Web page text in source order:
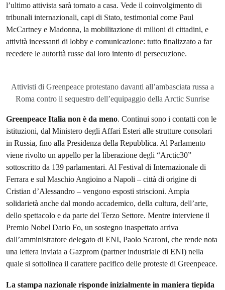
l’ultimo attivista sarà tornato a casa. Vede il coinvolgimento di
tribunali internazionali, capi di Stato, testimonial come Paul
McCartney e Madonna, la mobilitazione di milioni di cittadini, e
attività incessanti di lobby e comunicazione: tutto finalizzato a far
recedere le autorità russe dal loro intento di persecuzione.
Attivisti di Greenpeace protestano davanti all’ambasciata russa a
Roma contro il sequestro dell’equipaggio della Arctic Sunrise
Greenpeace Italia non è da meno. Continui sono i contatti con le
istituzioni, dal Ministero degli Affari Esteri alle strutture consolari
in Russia, fino alla Presidenza della Repubblica. Al Parlamento
viene rivolto un appello per la liberazione degli “Arctic30”
sottoscritto da 139 parlamentari. Al Festival di Internazionale di
Ferrara e sul Maschio Angioino a Napoli – città di origine di
Cristian d’Alessandro – vengono esposti striscioni. Ampia
solidarietà anche dal mondo accademico, della cultura, dell’arte,
dello spettacolo e da parte del Terzo Settore. Mentre interviene il
Premio Nobel Dario Fo, un sostegno inaspettato arriva
dall’amministratore delegato di ENI, Paolo Scaroni, che rende nota
una lettera inviata a Gazprom (partner industriale di ENI) nella
quale si sottolinea il carattere pacifico delle proteste di Greenpeace.
La stampa nazionale risponde inizialmente in maniera tiepida